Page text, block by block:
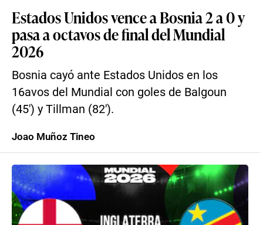
Estados Unidos vence a Bosnia 2 a 0 y
pasa a octavos de final del Mundial
2026
Bosnia cayó ante Estados Unidos en los
16avos del Mundial con goles de Balgoun
(45′) y Tillman (82′).
Joao Muñoz Tineo